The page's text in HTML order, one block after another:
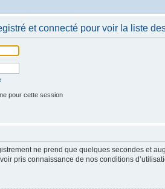
et connecté pour voir la liste
pour cette session
ne prend que quelques secondes et
pris connaissance de nos conditions